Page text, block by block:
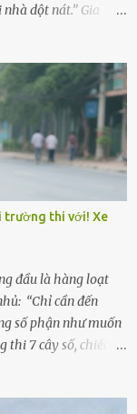
dột nát.” Gia
guộc của bà nội –
đó mới chỉ 17 tuổi.
đã biết làm ruộng,
về đi học. Người
mà hiền, sau này
Lan và Hương – ba
như hoa mai nở
đất màu, mà nhà
đỗ Đại học Bách
trường thi với! Xe
đầu là hàng loạt
“Chỉ cần đến
số phận như muốn
thi 7 cây số, chiếc xe
theo! Giữa con